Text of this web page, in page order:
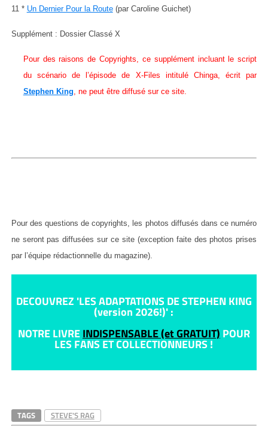
11 * Un Dernier Pour la Route(par Caroline Guichet)
Supplément : Dossier Classé X
Pour des raisons de Copyrights, ce supplément incluant le script
du scénario de l’épisode de X-Files intitulé Chinga, écrit par
Stephen King, ne peut être diffusé sur ce site.
Pour des questions de copyrights, les photos diffusés dans ce numéro
ne seront pas diffusées sur ce site (exception faite des photos prises
par l’équipe rédactionnelle du magazine).
DECOUVREZ 'LES ADAPTATIONS DE STEPHEN KING
(version 2026!)' :
NOTRE LIVREINDISPENSABLE (et GRATUIT) POUR
LES FANS ET COLLECTIONNEURS !
TAGS STEVE'S RAG